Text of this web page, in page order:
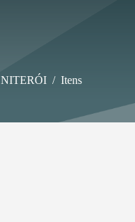
NITERÓI / Itens